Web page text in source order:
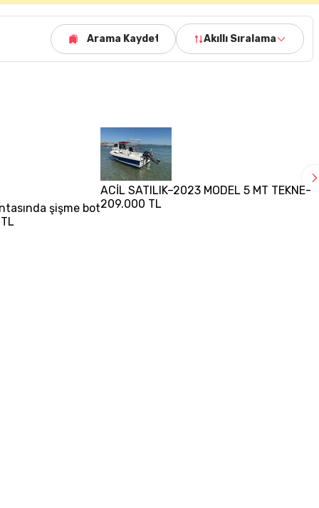
Arama Kaydet Akıllı Sıralama
şişme bot
ACİL SATILIK–2023 MODEL 5 MT TEKNE-
209.000 TL